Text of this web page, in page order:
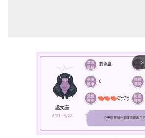
arrow_forward_ios